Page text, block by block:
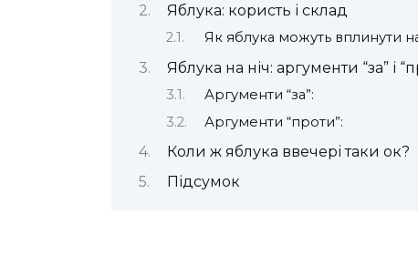
Яблука: користь і склад
Як яблука можуть вплинути
Яблука на ніч: аргументи “за” і
Аргументи “за”:
Аргументи “проти”:
Коли ж яблука ввечері таки ок?
Підсумок